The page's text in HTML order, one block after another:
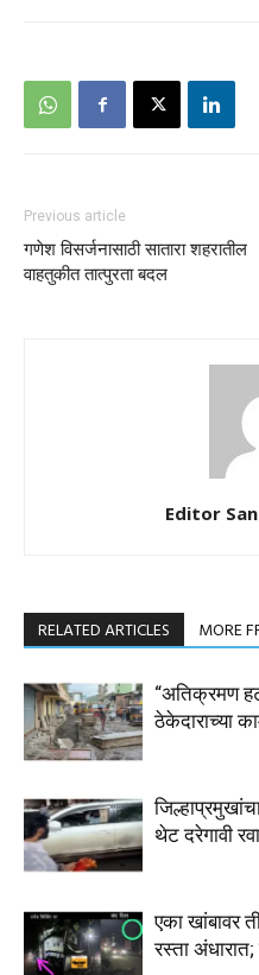
Previous article
गणेश विसर्जनासाठी सातारा शहरातील
वाहतुकीत तात्पुरता बदल
Editor
RELATED ARTICLES MORE
“अतिक्रमण
ठेकेदाराच्या
थेट दरेगावी
एका खांबावर
रस्ता